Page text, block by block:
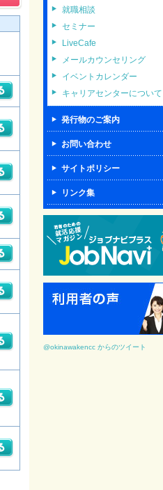
就職相談
セミナー
LiveCafe
メールカウンセリング
イベントカレンダー
キャリアセンターについて
発行物のご案内
お問い合わせ
サイトポリシー
リンク集
@okinawakencc からのツイート